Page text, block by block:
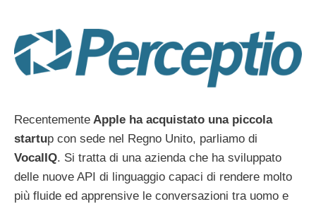
Recentemente Apple ha acquistato una piccola
startup con sede nel Regno Unito, parliamo di
VocalIQ. Si tratta di una azienda che ha sviluppato
delle nuove API di linguaggio capaci di rendere molto
più fluide ed apprensive le conversazioni tra uomo e